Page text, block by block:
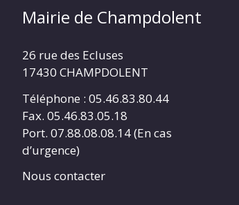
Mairie de Champdolent
26 rue des Ecluses
17430 CHAMPDOLENT
Téléphone : 05.46.83.80.44
Fax. 05.46.83.05.18
Port. 07.88.08.08.14 (En cas
d’urgence)
Nous contacter